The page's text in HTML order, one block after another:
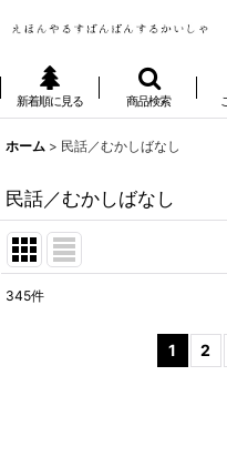
新着順に見る 商品検索
ホーム > 民話／むかしばなし
民話／むかしばなし
345件
1 2